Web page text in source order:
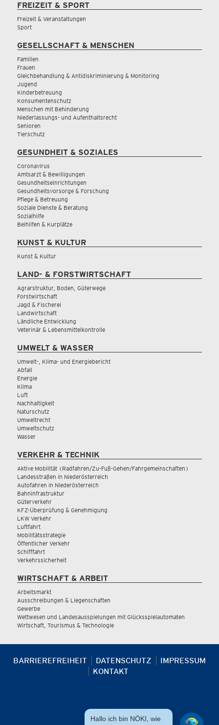
FREIZEIT & SPORT
Freizeit & Veranstaltungen
Sport
GESELLSCHAFT & MENSCHEN
Familien
Frauen
Gleichbehandlung & Antidiskriminierung & Monitoring
Jugend
Kinderbetreuung
Konsumentenschutz
Menschen mit Behinderung
Niederlassungs- und Aufenthaltsrecht
Senioren
Tierschutz
GESUNDHEIT & SOZIALES
Coronavirus
Amtsarzt & Bewilligungen
Gesundheitseinrichtungen
Gesundheitsvorsorge & Forschung
Pflege & Betreuung
Soziale Dienste & Beratung
Sozialhilfe
Beihilfen & Kurplätze
KUNST & KULTUR
Kunst & Kultur
LAND- & FORSTWIRTSCHAFT
Agrarstruktur, Boden, Güterwege
Forstwirtschaft
Jagd & Fischerei
Landwirtschaft
Ländliche Entwicklung
Veterinär & Lebensmittelkontrolle
UMWELT & WASSER
Umwelt-, Klima- und Energiebericht
Abfall
Energie
Klima
Luft
Nachhaltigkeit
Naturschutz
Umweltrecht
Umweltschutz
Wasser
VERKEHR & TECHNIK
Aktive Mobilität (Radfahren/Zu-Fuß-Gehen/Fahrgemeinschaften)
Landesstraßen in Niederösterreich
Autofahren in Niederösterreich
Bahninfrastruktur
Güterverkehr
KFZ-Überprüfung & Genehmigung
LKW Verkehr
Luftfahrt
Mobilitätsstrategie
Öffentlicher Verkehr
Schifffahrt
Verkehrssicherheit
WIRTSCHAFT & ARBEIT
Arbeitsmarkt
Ausschreibungen & Liegenschaften
Gewerbe
Wettwesen und Landesausspielungen mit Glücksspielautomaten
Wirtschaft, Tourismus & Technologie
BARRIEREFREIHEIT DATENSCHUTZ
IMPRESSUM
KONTAKT
Hallo ich bin NÖKI, wie